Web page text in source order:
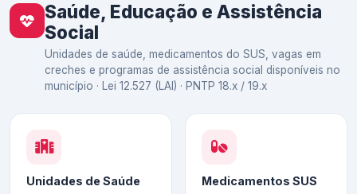
Saúde, Educação e Assistência
Social
Unidades de saúde, medicamentos do SUS, vagas em
creches e programas de assistência social disponíveis no
município · Lei 12.527 (LAI) · PNTP 18.x / 19.x
Unidades de Saúde Medicamentos SUS